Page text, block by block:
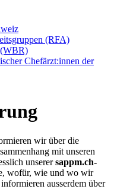
(RFA)
(WBR)
Chefärzt:innen der
wir über die
mit unseren
unserersappm.ch-
wofür, wie und wo wir
ausserdem über